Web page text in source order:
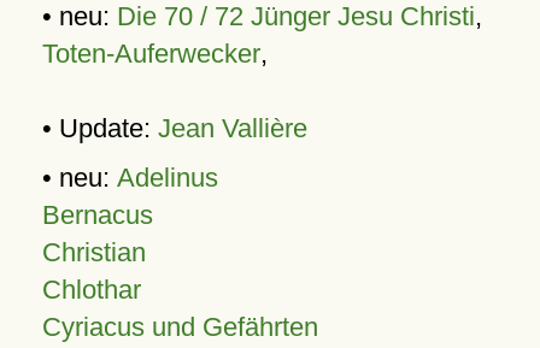
• neu: Die 70 / 72 Jünger Jesu Christi,
Toten-Auferwecker,
• Update: Jean Vallière
• neu: Adelinus
Bernacus
Christian
Chlothar
Cyriacus und Gefährten